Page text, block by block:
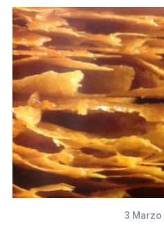
3 Marzo